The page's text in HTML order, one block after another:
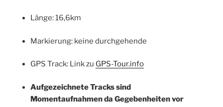
Länge: 16,6km
Markierung: keine durchgehende
GPS Track: Link zu GPS-Tour.info
Aufgezeichnete Tracks sind
Momentaufnahmen da Gegebenheiten vor